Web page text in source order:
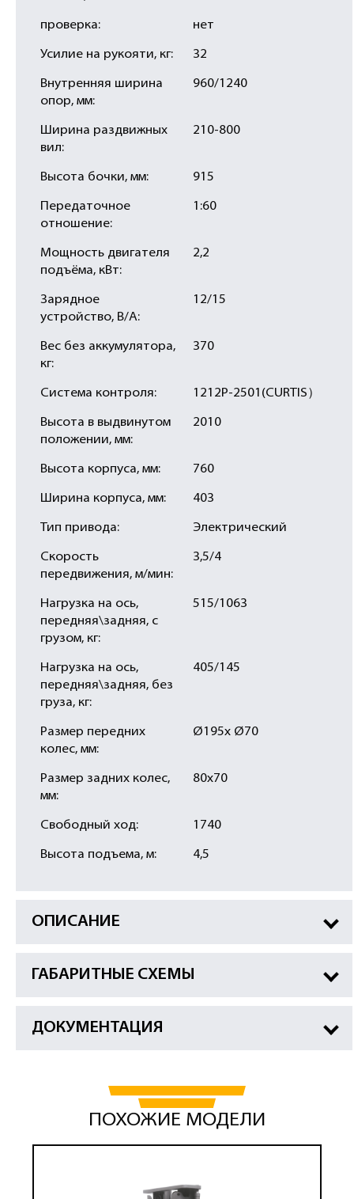
проверка: нет
Усилие на рукояти, кг: 32
Внутренняя ширина
опор, мм:
960/1240
Ширина раздвижных
вил:
210-800
Высота бочки, мм: 915
Передаточное
отношение:
1:60
Мощность двигателя
подъёма, кВт:
2,2
Зарядное
устройство, В/А:
12/15
Вес без аккумулятора,
кг:
370
Система контроля: 1212P-2501(CURTIS）
Высота в выдвинутом
положении, мм:
2010
Высота корпуса, мм: 760
Ширина корпуса, мм: 403
Тип привода: Электрический
Скорость
передвижения, м/мин:
3,5/4
Нагрузка на ось,
передняя\задняя, с
грузом, кг:
515/1063
Нагрузка на ось,
передняя\задняя, без
груза, кг:
405/145
Размер передних
колес, мм:
Ø195х Ø70
Размер задних колес,
мм:
80x70
Свободный ход: 1740
Высота подъема, м: 4,5
ОПИСАНИЕ
ГАБАРИТНЫЕ СХЕМЫ
ДОКУМЕНТАЦИЯ
ПОХОЖИЕ МОДЕЛИ